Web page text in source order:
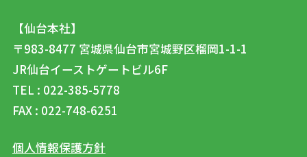
【仙台本社】
〒983-8477 宮城県仙台市宮城野区榴岡1-1-1
JR仙台イーストゲートビル6F
TEL : 022-385-5778
FAX : 022-748-6251
個人情報保護方針